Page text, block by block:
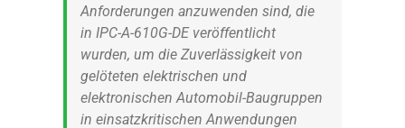
Anforderungen anzuwenden sind, die
in IPC-A-610G-DE veröffentlicht
wurden, um die Zuverlässigkeit von
gelöteten elektrischen und
elektronischen Automobil-Baugruppen
in einsatzkritischen Anwendungen